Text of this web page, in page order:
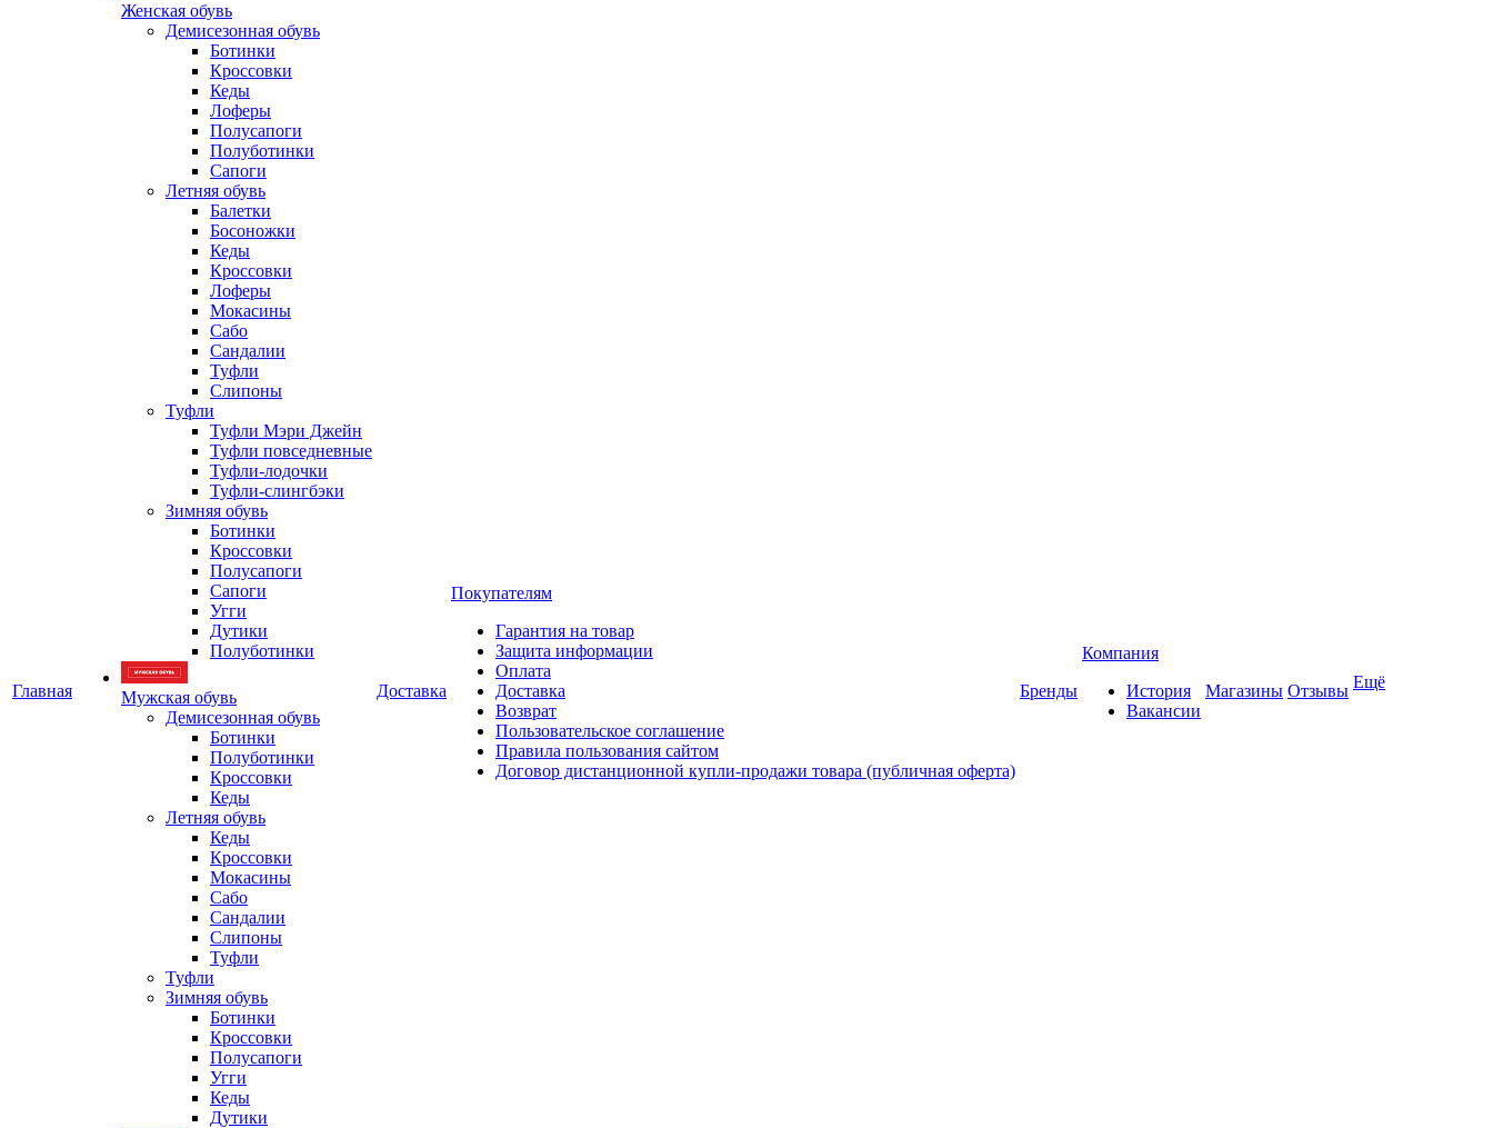
Главная
Женская обувь
Демисезонная обувь
Ботинки
Кроссовки
Кеды
Лоферы
Полусапоги
Полуботинки
Сапоги
Летняя обувь
Балетки
Босоножки
Кеды
Кроссовки
Лоферы
Мокасины
Сабо
Сандалии
Туфли
Слипоны
Туфли
Туфли Мэри Джейн
Туфли повседневные
Туфли-лодочки
Туфли-слингбэки
Зимняя обувь
Ботинки
Кроссовки
Полусапоги
Сапоги
Угги
Дутики
Полуботинки
Мужская обувь
Демисезонная обувь
Ботинки
Полуботинки
Кроссовки
Кеды
Летняя обувь
Кеды
Кроссовки
Мокасины
Сабо
Сандалии
Слипоны
Туфли
Туфли
Зимняя обувь
Ботинки
Кроссовки
Полусапоги
Угги
Кеды
Дутики
Доставка
Покупателям
Гарантия на товар
Защита информации
Оплата
Доставка
Возврат
Пользовательское соглашение
Правила пользования сайтом
Договор дистанционной купли-продажи товара (публичная оферта)
Бренды
Компания
История
Вакансии
Магазины Отзывы Ещё